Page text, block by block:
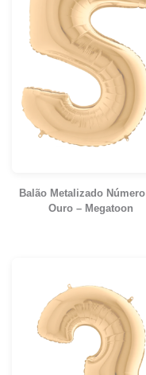
Balão Metalizado
Ouro – Megatoon